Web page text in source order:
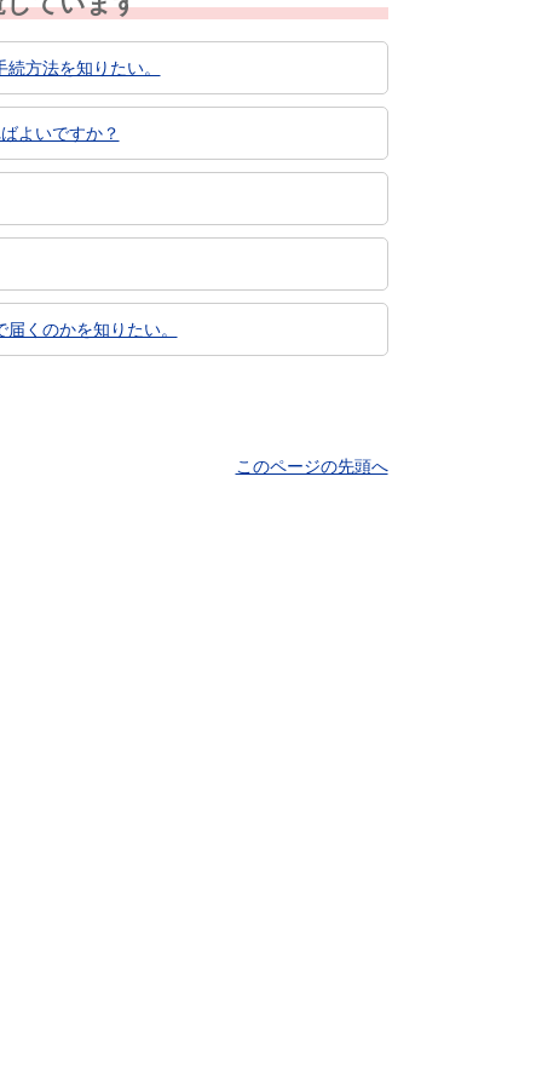
方法を知りたい。
よいですか？
くのかを知りたい。
このページの先頭へ